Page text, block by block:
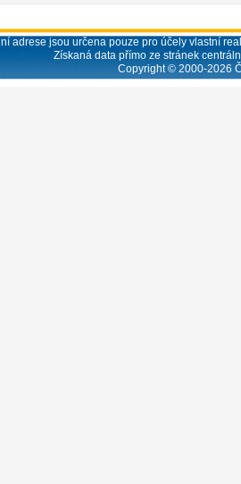
adrese jsou určena pouze pro účely vlastní
Získaná data přímo ze stránek
Copyright © 2000-2026